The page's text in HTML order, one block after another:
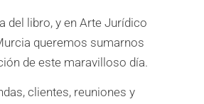
del libro, y en Arte Jurídico
queremos sumarnos
de este maravilloso día.
clientes, reuniones y